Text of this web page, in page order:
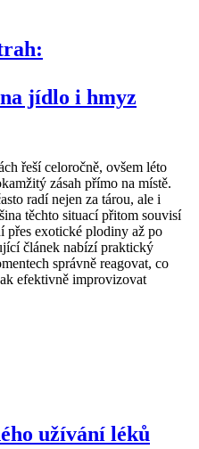
jídlo i hmyz
řeší celoročně, ovšem léto
zásah přímo na místě.
radí nejen za tárou, ale i
těchto situací přitom souvisí
přes exotické plodiny až po
článek nabízí praktický
správně reagovat, co
efektivně improvizovat
užívání léků